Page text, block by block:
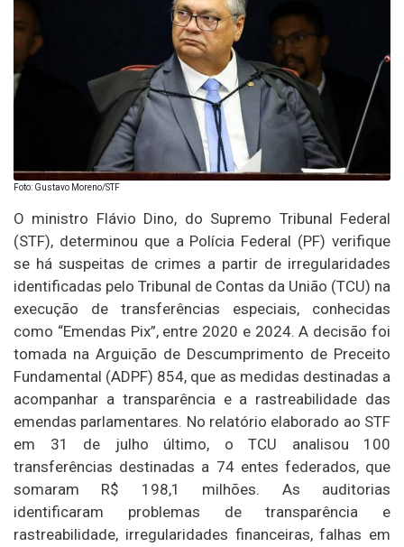
Foto: Gustavo Moreno/STF
O ministro Flávio Dino, do Supremo Tribunal Federal
(STF), determinou que a Polícia Federal (PF) verifique
se há suspeitas de crimes a partir de irregularidades
identificadas pelo Tribunal de Contas da União (TCU) na
execução de transferências especiais, conhecidas
como “Emendas Pix”, entre 2020 e 2024. A decisão foi
tomada na Arguição de Descumprimento de Preceito
Fundamental (ADPF) 854, que as medidas destinadas a
acompanhar a transparência e a rastreabilidade das
emendas parlamentares. No relatório elaborado ao STF
em 31 de julho último, o TCU analisou 100
transferências destinadas a 74 entes federados, que
somaram R$ 198,1 milhões. As auditorias
identificaram problemas de transparência e
rastreabilidade, irregularidades financeiras, falhas em